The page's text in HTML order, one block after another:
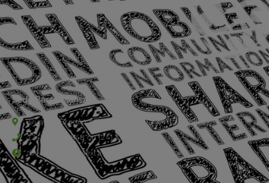
Sede Barra Mansa
Rua Rio Branco, nº107 (2º andar), Centro - Cep: 27.330-030
(24) 3323-2848 ou (24) 3323-2500
De segunda à sexta-feira , das 9h às 17h.